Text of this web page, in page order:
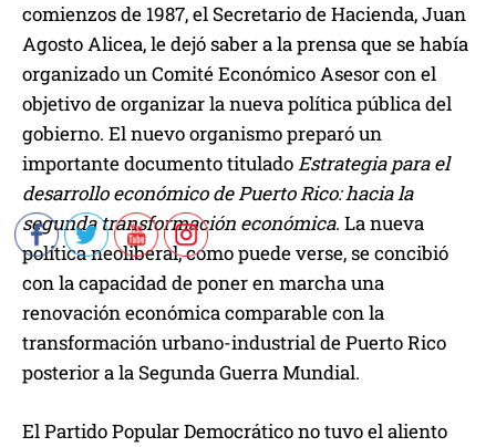
comienzos de 1987, el Secretario de Hacienda, Juan
Agosto Alicea, le dejó saber a la prensa que se había
organizado un Comité Económico Asesor con el
objetivo de organizar la nueva política pública del
gobierno. El nuevo organismo preparó un
importante documento tituladoEstrategia para el
desarrollo económico de Puerto Rico: hacia la
segunda transformación económica. La nueva
política neoliberal, como puede verse, se concibió
con la capacidad de poner en marcha una
renovación económica comparable con la
transformación urbano-industrial de Puerto Rico
posterior a la Segunda Guerra Mundial.
El Partido Popular Democrático no tuvo el aliento